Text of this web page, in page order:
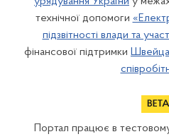
технічної допомоги
підзвітності влади та
фінансової підтримки
Портал працює в